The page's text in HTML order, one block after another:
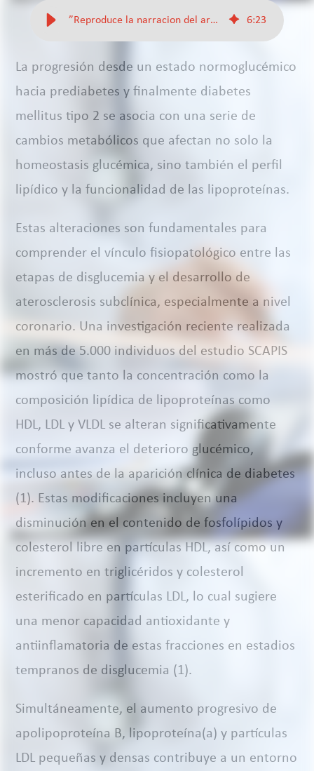
”Reproduce la narracion del articulo” 6:23
La progresión desde un estado normoglucémico
hacia prediabetes y finalmente diabetes
mellitus tipo 2 se asocia con una serie de
cambios metabólicos que afectan no solo la
homeostasis glucémica, sino también el perfil
lipídico y la funcionalidad de las lipoproteínas.
Estas alteraciones son fundamentales para
comprender el vínculo fisiopatológico entre las
etapas de disglucemia y el desarrollo de
aterosclerosis subclínica, especialmente a nivel
coronario. Una investigación reciente realizada
en más de 5.000 individuos del estudio SCAPIS
mostró que tanto la concentración como la
composición lipídica de lipoproteínas como
HDL, LDL y VLDL se alteran significativamente
conforme avanza el deterioro glucémico,
incluso antes de la aparición clínica de diabetes
(1). Estas modificaciones incluyen una
disminución en el contenido de fosfolípidos y
colesterol libre en partículas HDL, así como un
incremento en triglicéridos y colesterol
esterificado en partículas LDL, lo cual sugiere
una menor capacidad antioxidante y
antiinflamatoria de estas fracciones en estadios
tempranos de disglucemia (1).
Simultáneamente, el aumento progresivo de
apolipoproteína B, lipoproteína(a) y partículas
LDL pequeñas y densas contribuye a un entorno